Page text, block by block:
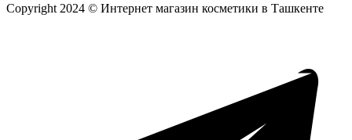
Copyright 2024 © Интернет магазин косметики в Ташкенте